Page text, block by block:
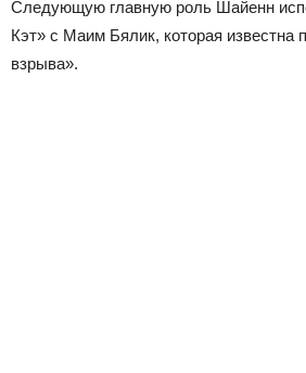
Следующую главную роль Шайенн
Кэт» с Маим Бялик, которая известна
взрыва».